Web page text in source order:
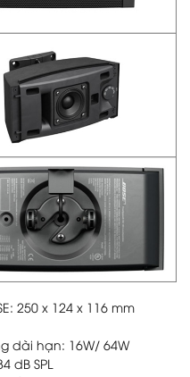
250 x 124 x 116 mm
dài hạn: 16W/ 64W
dB SPL